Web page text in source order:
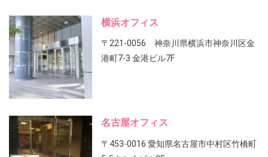
横浜オフィス
〒221-0056 神奈川県横浜市神奈川区金
港町7-3 金港ビル7F
名古屋オフィス
〒453-0016 愛知県名古屋市中村区竹橋町